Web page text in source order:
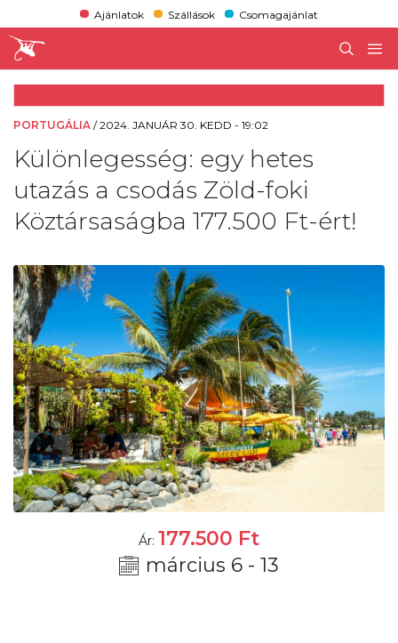
Ajánlatok Szállások Csomagajánlat
PORTUGÁLIA /2024. JANUÁR 30. KEDD - 19:02
Különlegesség: egy hetes
utazás a csodás Zöld-foki
Köztársaságba 177.500 Ft-ért!
Ár: 177.500 Ft
március 6 - 13